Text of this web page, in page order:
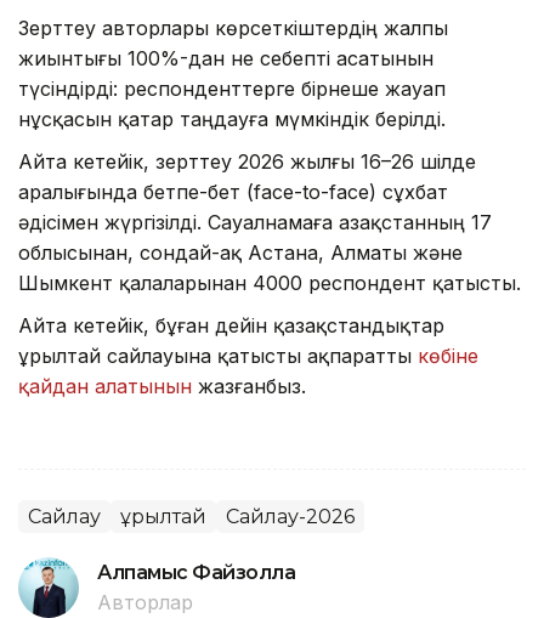
Зерттеу авторлары көрсеткіштердің жалпы
жиынтығы 100%-дан не себепті асатынын
түсіндірді: респонденттерге бірнеше жауап
нұсқасын қатар таңдауға мүмкіндік берілді.
Айта кетейік, зерттеу 2026 жылғы 16–26 шілде
аралығында бетпе-бет (face-to-face) сұхбат
әдісімен жүргізілді. Сауалнамаға Қазақстанның 17
облысынан, сондай-ақ Астана, Алматы және
Шымкент қалаларынан 4000 респондент қатысты.
Айта кетейік, бұған дейін қазақстандықтар
Құрылтай сайлауына қатысты ақпаратты көбіне
қайдан алатынын жазғанбыз.
Сайлау Құрылтай Сайлау-2026
Алпамыс Файзолла
Авторлар